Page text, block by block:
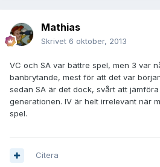
Mathias
Skrivet 6 oktober, 2013
VC och SA var bättre spel, men 3 var
banbrytande, mest för att det var
sedan SA är det dock, svårt att
generationen. IV är helt irrelevant när
spel.
Citera